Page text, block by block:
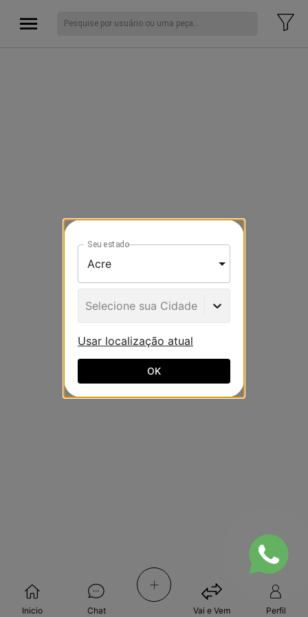
Inicio Chat
+
Vai e Vem Perfil
Seu estado
Selecione sua Cidade
Usar localização atual
OK